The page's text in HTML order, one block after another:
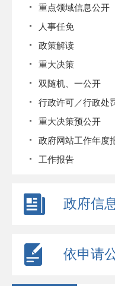
重点领域信息公开
人事任免
政策解读
重大决策
双随机、一公开
行政许可／行政处
重大决策预公开
政府网站工作年度
工作报告
政府信
依申请